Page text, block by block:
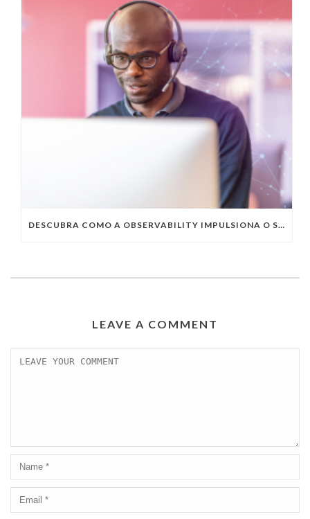
DESCUBRA COMO A OBSERVABILITY IMPULSIONA O SUCESSO DO SEU NEGÓCIO
LEAVE A COMMENT